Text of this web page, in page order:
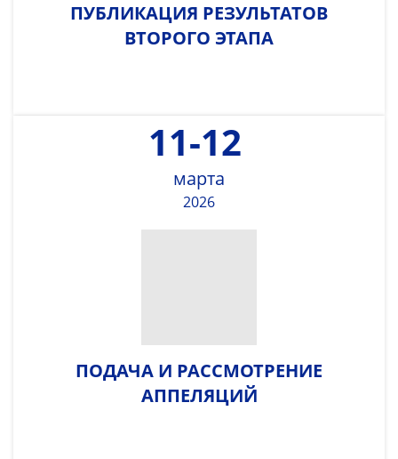
ПУБЛИКАЦИЯ РЕЗУЛЬТАТОВ
ВТОРОГО ЭТАПА
11-12
марта
2026
ПОДАЧА И РАССМОТРЕНИЕ
АППЕЛЯЦИЙ